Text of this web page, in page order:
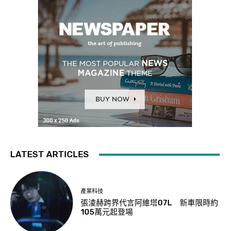
LATEST ARTICLES
產業科技
張淩赫跨界代言阿維塔07L 新車限時約
105萬元起登場